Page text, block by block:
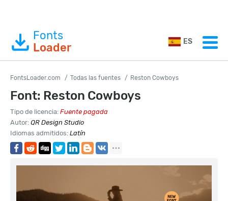
Fonts
Loader
ES
FontsLoader.com Todas las fuentes Reston Cowboys
Font: Reston Cowboys
Tipo de licencia: Fuente pagada
Autor: QR Design Studio
Idiomas admitidos: Latín